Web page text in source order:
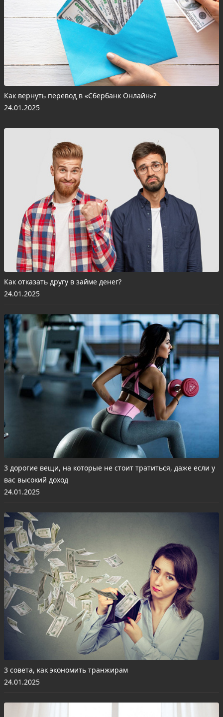
Как вернуть перевод в «Сбербанк Онлайн»?
24.01.2025
Как отказать другу в займе денег?
24.01.2025
3 дорогие вещи, на которые не стоит тратиться, даже если у
вас высокий доход
24.01.2025
3 совета, как экономить транжирам
24.01.2025